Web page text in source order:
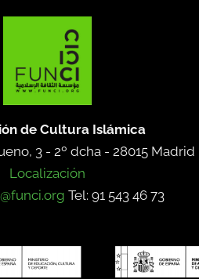
de Cultura Islámica
3 - 2º dcha - 28015 Madrid
Localización
Tel: 91 543 46 73